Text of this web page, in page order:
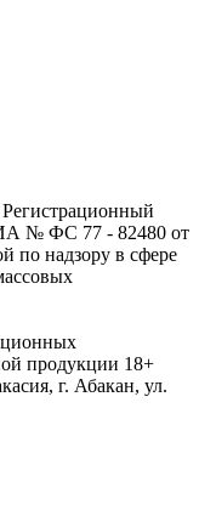
№ ФС 77 - 82480 от
по надзору в сфере
продукции 18+
г. Абакан, ул.